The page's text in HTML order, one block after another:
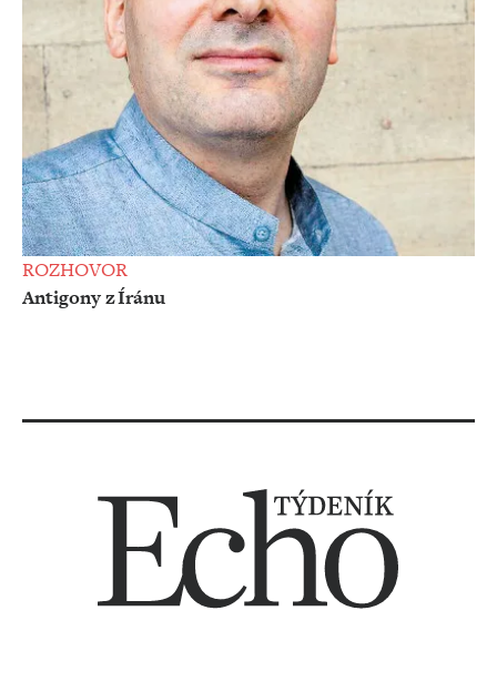
ROZHOVOR
Antigony z Íránu